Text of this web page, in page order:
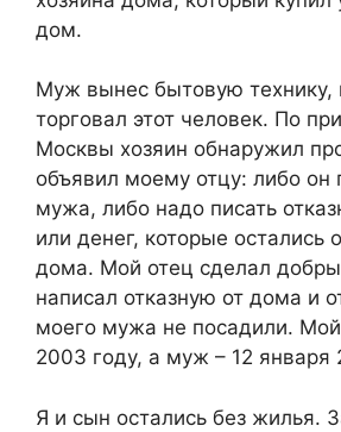
дом.
Муж вынес бытовую технику,
торговал этот человек. По
Москвы хозяин обнаружил
объявил моему отцу: либо он
мужа, либо надо писать
или денег, которые остались
дома. Мой отец сделал
написал отказную от дома и
моего мужа не посадили.
2003 году, а муж – 12 января
Я и сын остались без жилья.